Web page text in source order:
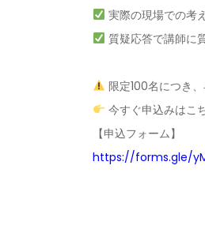
実際の現場での考
質疑応答で講師に
限定100名につき
今すぐ申込みはこ
【申込フォーム】
https://forms.gle/